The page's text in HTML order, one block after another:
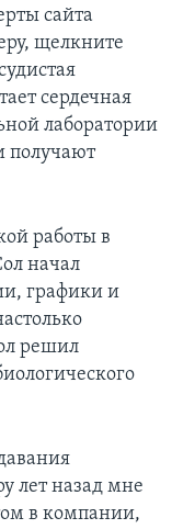
сайта
щелкните
сердечная
лаборатории
получают
работы в
начал
графики и
решил
лет назад мне
в компании,